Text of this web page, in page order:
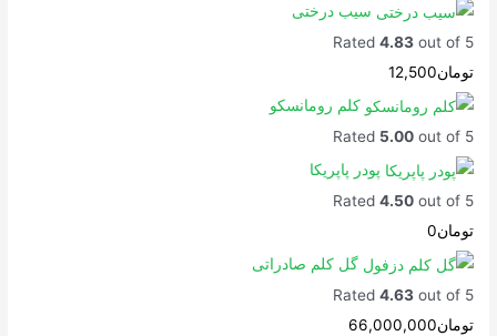
سیب درختی
Rated 4.83out of 5
تومان12,500
کلم رومانسکو
Rated 5.00out of 5
پودر پاپریکا
Rated 4.50out of 5
تومان0
گل کلم صادراتی
Rated 4.63out of 5
تومان66,000,000